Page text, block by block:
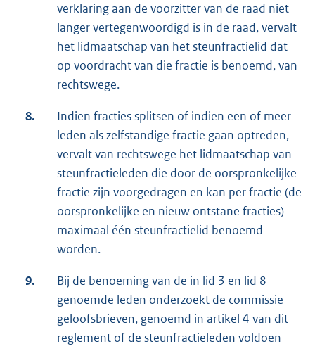
verklaring aan de voorzitter van de raad niet
langer vertegenwoordigd is in de raad, vervalt
het lidmaatschap van het steunfractielid dat
op voordracht van die fractie is benoemd, van
rechtswege.
8.
Indien fracties splitsen of indien een of meer
leden als zelfstandige fractie gaan optreden,
vervalt van rechtswege het lidmaatschap van
steunfractieleden die door de oorspronkelijke
fractie zijn voorgedragen en kan per fractie (de
oorspronkelijke en nieuw ontstane fracties)
maximaal één steunfractielid benoemd
worden.
9.
Bij de benoeming van de in lid 3 en lid 8
genoemde leden onderzoekt de commissie
geloofsbrieven, genoemd in artikel 4 van dit
reglement of de steunfractieleden voldoen